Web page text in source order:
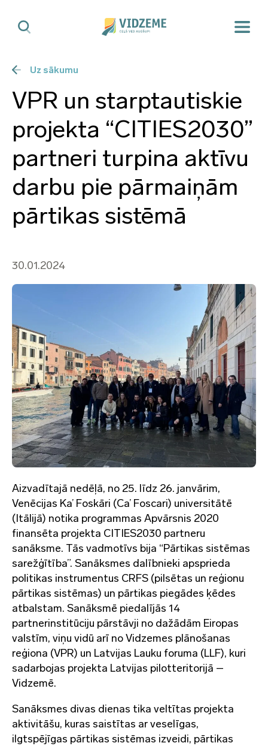
Uz sākumu
VPR un starptautiskie
projekta “CITIES2030”
partneri turpina aktīvu
darbu pie pārmaiņām
pārtikas sistēmā
30.01.2024
Aizvadītajā nedēļā, no 25. līdz 26. janvārim,
Venēcijas Ka’ Foskāri (Ca’ Foscari) universitātē
(Itālijā) notika programmas Apvārsnis 2020
finansēta projekta CITIES2030 partneru
sanāksme. Tās vadmotīvs bija “Pārtikas sistēmas
sarežģītība”. Sanāksmes dalībnieki apsprieda
politikas instrumentus CRFS (pilsētas un reģionu
pārtikas sistēmas) un pārtikas piegādes ķēdes
atbalstam. Sanāksmē piedalījās 14
partnerinstitūciju pārstāvji no dažādām Eiropas
valstīm, viņu vidū arī no Vidzemes plānošanas
reģiona (VPR) un Latvijas Lauku foruma (LLF), kuri
sadarbojas projekta Latvijas pilotteritorijā –
Vidzemē.
Sanāksmes divas dienas tika veltītas projekta
aktivitāšu, kuras saistītas ar veselīgas,
ilgtspējīgas pārtikas sistēmas izveidi, pārtikas